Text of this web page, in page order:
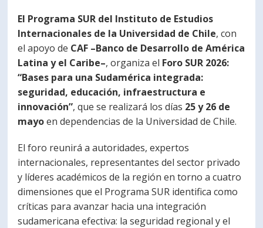
Postulantes
Estudiantes Egresados
El Programa SUR del Instituto de Estudios
Internacionales de la Universidad de Chile, con
el apoyo de CAF –Banco de Desarrollo de América
Latina y el Caribe–, organiza el Foro SUR 2026:
“Bases para una Sudamérica integrada:
seguridad, educación, infraestructura e
innovación”, que se realizará los días 25 y 26 de
mayoen dependencias de la Universidad de Chile.
El foro reunirá a autoridades, expertos
internacionales, representantes del sector privado
y líderes académicos de la región en torno a cuatro
dimensiones que el Programa SUR identifica como
críticas para avanzar hacia una integración
sudamericana efectiva: la seguridad regional y el